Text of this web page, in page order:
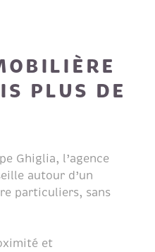
PLUS DE
Ghiglia, l’agence
autour d’un
particuliers, sans
et